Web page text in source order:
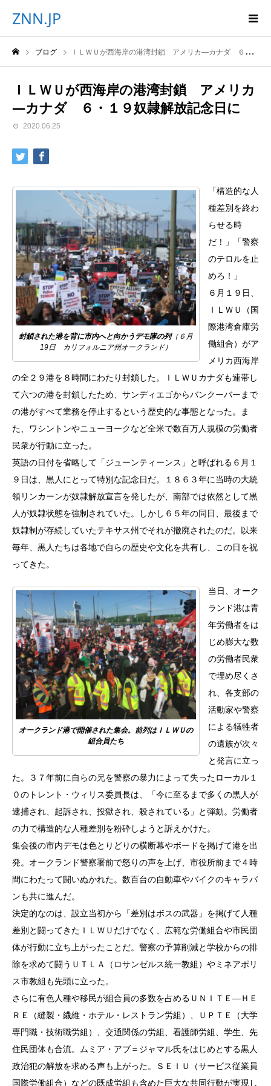
ZNN.JP
ブログ ＩＬＷＵが西海岸の港湾封鎖 アメリカ―カナダ ６・１９奴隷解放記念日に
ＩＬＷＵが西海岸の港湾封鎖 アメリカ
―カナダ ６・１９奴隷解放記念日に
2020.06.25
封鎖された港を背に市内へと向かうデモ隊の列（６月
19日 カリフォルニア州オークランド）
「構造的な人
種差別を終わ
らせる時
だ！」「警察
のテロルを止
めろ！」
６月１９日、
ＩＬＷＵ（国
際港湾倉庫労
働組合）がア
メリカ西海岸
の全２９港を８時間にわたり封鎖した。ＩＬＷＵカナダも連帯し
て六つの港を封鎖したため、サンディエゴからバンクーバーまで
の港がすべて業務を停止するという歴史的な事態となった。ま
た、ワシントンやニューヨークなど全米で数百万人規模の労働者
民衆が行動に立った。
英語の日付を省略して「ジューンティーンス」と呼ばれる６月１
９日は、黒人にとって特別な記念日だ。１８６３年に当時の大統
領リンカーンが奴隷解放宣言を発したが、南部では依然として黒
人が奴隷状態を強制されていた。しかし６５年の同日、最後まで
奴隷制が存続していたテキサス州でそれが撤廃されたのだ。以来
毎年、黒人たちは各地で自らの歴史や文化を共有し、この日を祝
ってきた。
オークランド港で開催された集会。前列はＩＬＷＵの
組合員たち
当日、オーク
ランド港は青
年労働者をは
じめ膨大な数
の労働者民衆
で埋め尽くさ
れ、各支部の
活動家や警察
による犠牲者
の遺族が次々
と発言に立っ
た。３７年前に自らの兄を警察の暴力によって失ったローカル１
０のトレント・ウィリス委員長は、「今に至るまで多くの黒人が
逮捕され、起訴され、投獄され、殺されている」と弾劾。労働者
の力で構造的な人種差別を粉砕しようと訴えかけた。
集会後の市内デモは色とりどりの横断幕やボードを掲げて港を出
発。オークランド警察署前で怒りの声を上げ、市役所前まで４時
間にわたって闘いぬかれた。数百台の自動車やバイクのキャラバ
ンも共に進んだ。
決定的なのは、設立当初から「差別はボスの武器」を掲げて人種
差別と闘ってきたＩＬＷＵだけでなく、広範な労働組合や市民団
体が行動に立ち上がったことだ。警察の予算削減と学校からの排
除を求めて闘うＵＴＬＡ（ロサンゼルス統一教組）やミネアポリ
ス市教組も先頭に立った。
さらに有色人種や移民が組合員の多数を占めるＵＮＩＴＥ―ＨＥ
ＲＥ（縫製・繊維・ホテル・レストラン労組）、ＵＰＴＥ（大学
専門職・技術職労組）、交通関係の労組、看護師労組、学生、先
住民団体も合流。ムミア・アブ＝ジャマル氏をはじめとする黒人
政治犯の解放を求める声も上がった。ＳＥＩＵ（サービス従業員
国際労働組合）などの既成労組も含めた巨大な共同行動が実現し